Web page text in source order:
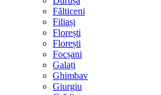
Fălticeni
Filiași
Florești
Florești
Focșani
Galați
Ghimbav
Giurgiu